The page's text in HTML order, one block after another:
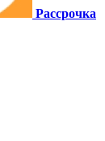
Рассрочка